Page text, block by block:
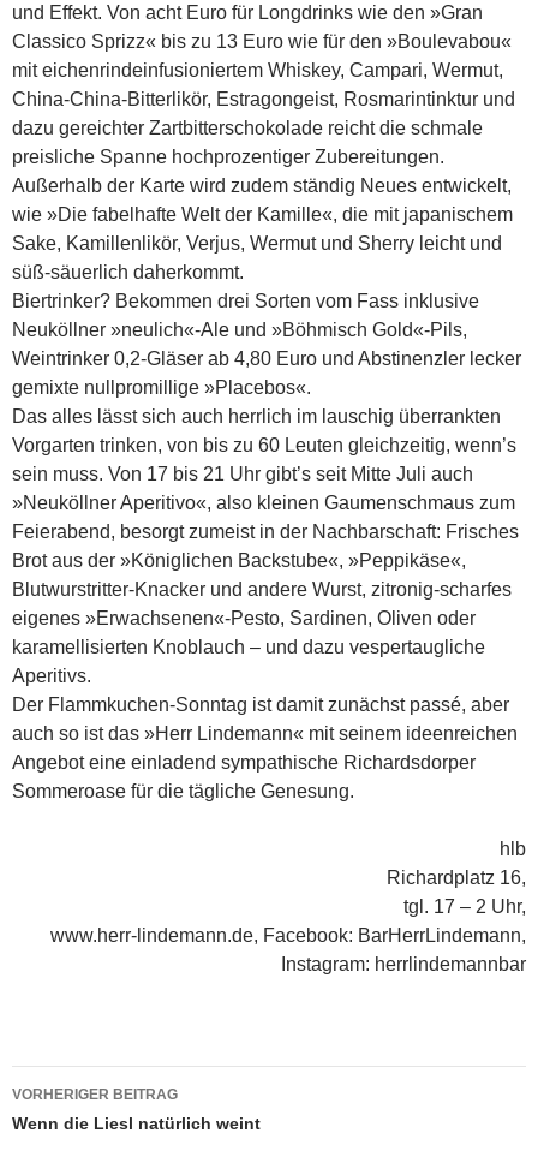
und Effekt. Von acht Euro für Longdrinks wie den »Gran
Classico Sprizz« bis zu 13 Euro wie für den »Boulevabou«
mit eichenrindeinfusioniertem Whiskey, Campari, Wermut,
China-China-Bitterlikör, Estragongeist, Rosmarintinktur und
dazu gereichter Zartbitterschokolade reicht die schmale
preisliche Spanne hochprozentiger Zubereitungen.
Außerhalb der Karte wird zudem ständig Neues entwickelt,
wie »Die fabelhafte Welt der Kamille«, die mit japanischem
Sake, Kamillenlikör, Verjus, Wermut und Sherry leicht und
süß-säuerlich daherkommt.
Biertrinker? Bekommen drei Sorten vom Fass inklusive
Neuköllner »neulich«-Ale und »Böhmisch Gold«-Pils,
Weintrinker 0,2-Gläser ab 4,80 Euro und Abstinenzler lecker
gemixte nullpromillige »Placebos«.
Das alles lässt sich auch herrlich im lauschig überrankten
Vorgarten trinken, von bis zu 60 Leuten gleichzeitig, wenn’s
sein muss. Von 17 bis 21 Uhr gibt’s seit Mitte Juli auch
»Neuköllner Aperitivo«, also kleinen Gaumenschmaus zum
Feierabend, besorgt zumeist in der Nachbarschaft: Frisches
Brot aus der »Königlichen Backstube«, »Peppikäse«,
Blutwurstritter-Knacker und andere Wurst, zitronig-scharfes
eigenes »Erwachsenen«-Pesto, Sardinen, Oliven oder
karamellisierten Knoblauch – und dazu vespertaugliche
Aperitivs.
Der Flammkuchen-Sonntag ist damit zunächst passé, aber
auch so ist das »Herr Lindemann« mit seinem ideenreichen
Angebot eine einladend sympathische Richardsdorper
Sommer­oase für die tägliche Genesung.
hlb
Richardplatz 16,
tgl. 17 – 2 Uhr,
www.herr-lindemann.de, Facebook: BarHerrLindemann,
Instagram: herrlindemannbar
Beitragsnavigation
VORHERIGER BEITRAG
Wenn die Liesl natürlich weint